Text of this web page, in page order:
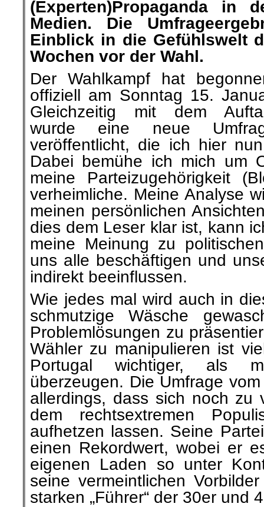
(Experten)Propaganda in
Medien. Die
Einblick in die Gefühlswelt
Wochen vor der Wahl.
Der Wahlkampf hat
offiziell am Sonntag 15.
Gleichzeitig mit dem
wurde eine neue
veröffentlicht, die ich hier
Dabei bemühe ich mich um
meine Parteizugehörigkeit
verheimliche. Meine Analyse
meinen persönlichen
dies dem Leser klar ist, kann
meine Meinung zu
uns alle beschäftigen und
indirekt beeinflussen.
Wie jedes mal wird auch in
schmutzige Wäsche
Problemlösungen zu
Wähler zu manipulieren ist
Portugal wichtiger, als
überzeugen. Die Umfrage
allerdings, dass sich noch zu
dem rechtsextremen
aufhetzen lassen. Seine
einen Rekordwert, wobei er
eigenen Laden so unter
seine vermeintlichen
starken „Führer“ der 30er und